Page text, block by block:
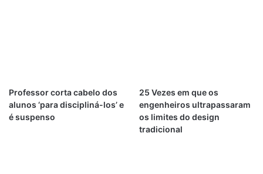
Professor corta cabelo dos
alunos ‘para discipliná-los’ e
é suspenso
25 Vezes em que os
engenheiros ultrapassaram
os limites do design
tradicional